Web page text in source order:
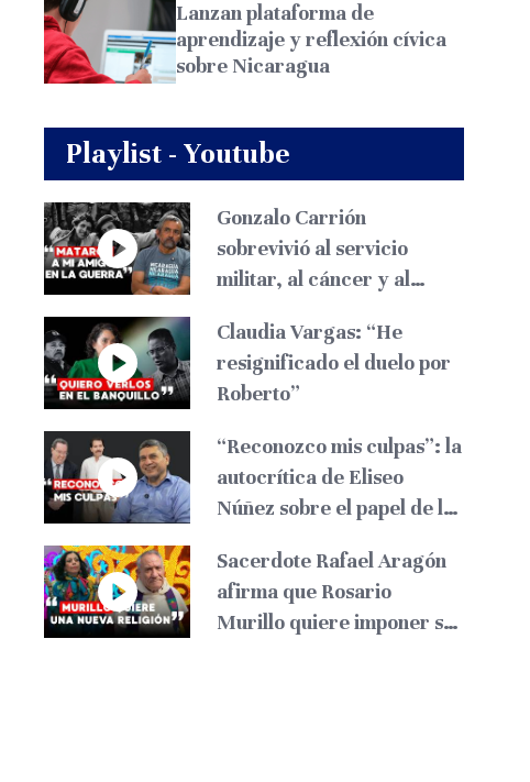
Lanzan plataforma de
aprendizaje y reflexión cívica
sobre Nicaragua
Playlist - Youtube
Gonzalo Carrión
sobrevivió al servicio
militar, al cáncer y al
Claudia Vargas: “He
resignificado el duelo por
Roberto”
“Reconozco mis culpas”: la
autocrítica de Eliseo
Núñez sobre el papel de los
Sacerdote Rafael Aragón
afirma que Rosario
Murillo quiere imponer su